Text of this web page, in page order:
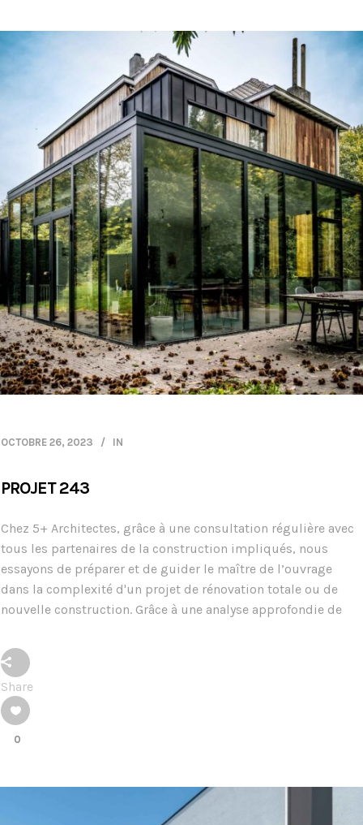
OCTOBRE 26, 2023 IN
PROJET 243
Chez 5+ Architectes, grâce à une consultation régulière avec
tous les partenaires de la construction impliqués, nous
essayons de préparer et de guider le maître de l’ouvrage
dans la complexité d'un projet de rénovation totale ou de
nouvelle construction. Grâce à une analyse approfondie de
Share
0